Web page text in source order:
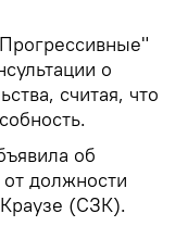
о
считая, что
об
от должности
(СЗК).